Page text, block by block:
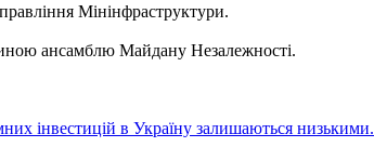
Мінінфраструктури.
ансамблю Майдану Незалежності.
інвестицій в Україну залишаються низькими.